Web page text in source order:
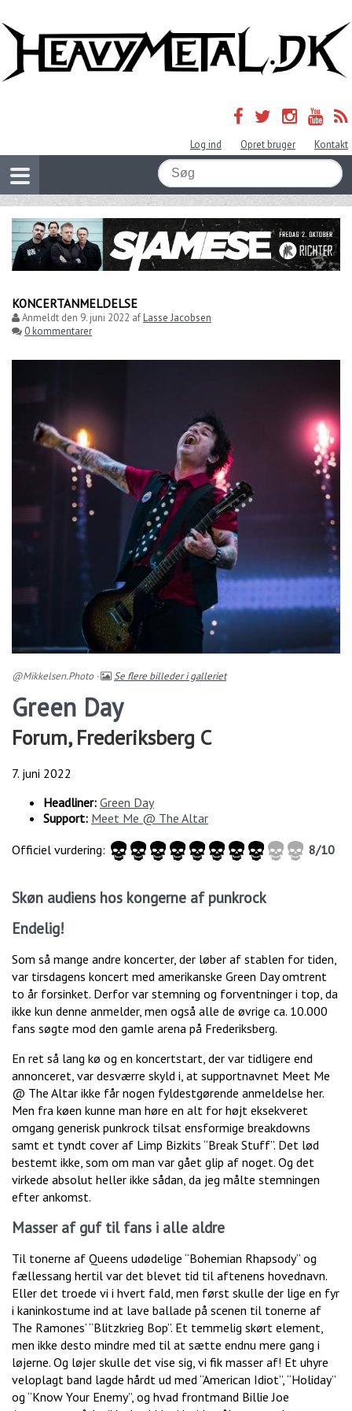
Log ind Opret bruger Kontakt
KONCERTANMELDELSE
Anmeldt den 9. juni 2022 afLasse Jacobsen
0 kommentarer
@Mikkelsen.Photo · Se flere billeder i galleriet
Green Day
Forum, Frederiksberg C
7. juni 2022
Headliner: Green Day
Support: Meet Me @ The Altar
Officiel vurdering:
8/10
Skøn audiens hos kongerne af punkrock
Endelig!
Som så mange andre koncerter, der løber af stablen for tiden,
var tirsdagens koncert med amerikanske Green Day omtrent
to år forsinket. Derfor var stemning og forventninger i top, da
ikke kun denne anmelder, men også alle de øvrige ca. 10.000
fans søgte mod den gamle arena på Frederiksberg.
En ret så lang kø og en koncertstart, der var tidligere end
annonceret, var desværre skyld i, at supportnavnet Meet Me
@ The Altar ikke får nogen fyldestgørende anmeldelse her.
Men fra køen kunne man høre en alt for højt eksekveret
omgang generisk punkrock tilsat ensformige breakdowns
samt et tyndt cover af Limp Bizkits “Break Stuff”. Det lød
bestemt ikke, som om man var gået glip af noget. Og det
virkede absolut heller ikke sådan, da jeg målte stemningen
efter ankomst.
Masser af guf til fans i alle aldre
Til tonerne af Queens udødelige “Bohemian Rhapsody” og
fællessang hertil var det blevet tid til aftenens hovednavn.
Eller det troede vi i hvert fald, men først skulle der lige en fyr
i kaninkostume ind at lave ballade på scenen til tonerne af
The Ramones’ “Blitzkrieg Bop”. Et temmelig skørt element,
men ikke desto mindre med til at sætte endnu mere gang i
løjerne. Og løjer skulle det vise sig, vi fik masser af! Et uhyre
veloplagt band lagde hårdt ud med “American Idiot”, “Holiday”
og “Know Your Enemy”, og hvad frontmand Billie Joe